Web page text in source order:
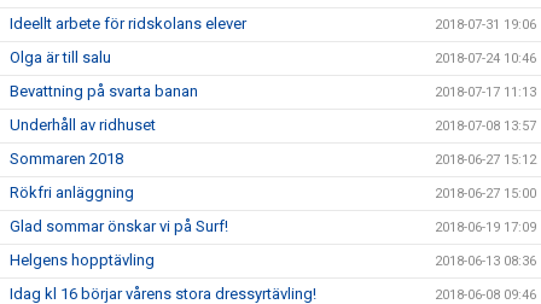
Ideellt arbete för ridskolans elever 2018-07-31 19:06
Olga är till salu 2018-07-24 10:46
Bevattning på svarta banan 2018-07-17 11:13
Underhåll av ridhuset 2018-07-08 13:57
Sommaren 2018 2018-06-27 15:12
Rökfri anläggning 2018-06-27 15:00
Glad sommar önskar vi på Surf! 2018-06-19 17:09
Helgens hopptävling 2018-06-13 08:36
Idag kl 16 börjar vårens stora dressyrtävling! 2018-06-08 09:46